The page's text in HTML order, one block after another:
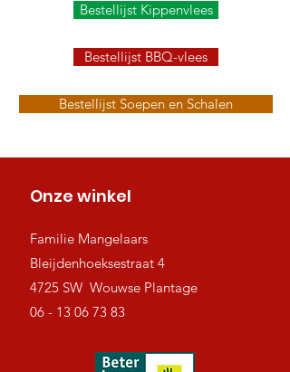
Bestellijst Kippenvlees
Bestellijst BBQ-vlees
Bestellijst Soepen en Schalen
Onze winkel
Familie Mangelaars
Bleijdenhoeksestraat 4
4725 SW Wouwse Plantage
06 - 13 06 73 83